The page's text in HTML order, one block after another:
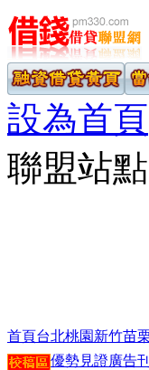
設為首頁
聯盟站點
首頁台北桃園 新竹苗
優勢見證廣告